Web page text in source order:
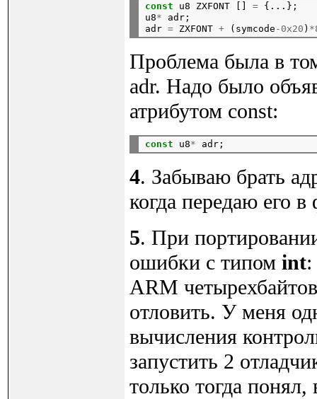
const u8 ZXFONT [] = {...};
u8* adr;
adr = ZXFONT + (symcode -0x20 )
Проблема была в
adr. Надо было
атрибутом const:
const u8*
4. Забываю брать
когда передаю его
5. При
ошибки с типом int
ARM
отловить. У меня
вычисления
запустить 2
только тогда